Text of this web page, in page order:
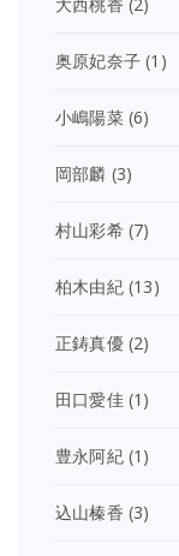
奥原妃奈子 (1)
小嶋陽菜(6)
岡部麟 (3)
村山彩希(7)
柏木由紀(13)
正鋳真優(2)
田口愛佳(1)
豊永阿紀(1)
込山榛香 (3)